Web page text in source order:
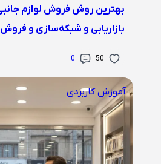
بازاریابی و شبکه‌سازی و فروش
50
0
آموزش کاربردی